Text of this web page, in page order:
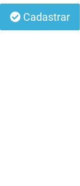
Cadastrar